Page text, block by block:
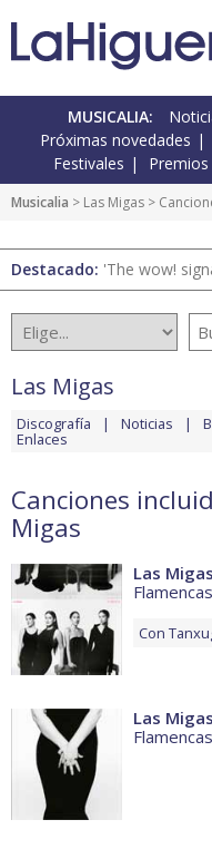
MUSICALIA:
Próximas novedades
Festivales
Premios
Musicalia > Las Migas >
Destacado: 'The wow!
Las Migas
Discografía Noticias
Enlaces
Canciones
Migas
Las
Flamencas
Con
Las
Flamencas